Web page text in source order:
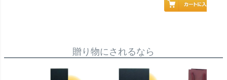
贈り物にされるなら